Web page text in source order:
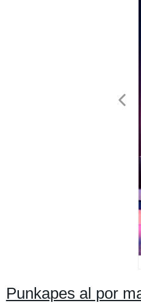
Punkapes al por